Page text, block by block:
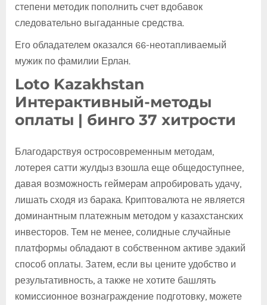
степени методик пополнить счет вдобавок
следовательно выгаданные средства.
Его обладателем оказался 66-неотапливаемый
мужик по фамилии Ерлан.
Loto Kazakhstan
Интерактивный-методы
оплаты | бинго 37 хитрости
Благодарствуя остросовременным методам,
лотерея сатти жулдыз взошла еще общедоступнее,
давая возможность геймерам апробировать удачу,
лишать сходя из барака. Криптовалюта не является
доминантным платежным методом у казахстанских
инвесторов. Тем не менее, солидные случайные
платформы обладают в собственном активе эдакий
способ оплаты. Затем, если вы цените удобство и
результативность, а также не хотите башлять
комиссионное вознаграждение подготовку, можете